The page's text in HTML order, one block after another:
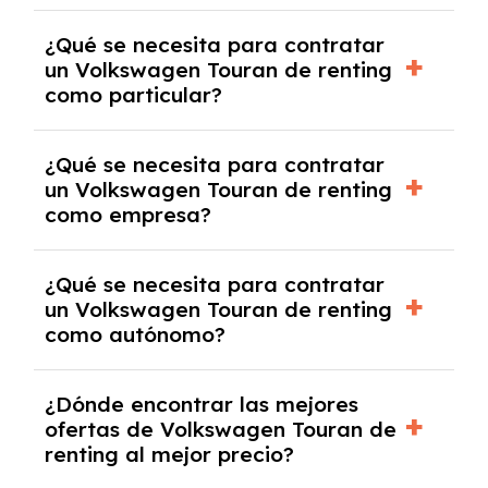
económica.
pero puede haber penalizaciones por
cancelación anticipada. Es importante revisar
las condiciones del contrato y hablar con un
experto que te asesore.
¿Qué se necesita para contratar
un Volkswagen Touran de renting
como particular?
y, en algunos casos, una consulta de solvencia
crediticia y un pago inicial.
¿Qué se necesita para contratar
un Volkswagen Touran de renting
como empresa?
documentación financiera y, en algunos
casos, un informe de solvencia de la empresa
y un pago inicial.
¿Qué se necesita para contratar
un Volkswagen Touran de renting
como autónomo?
autónomos, justificante de ingresos y, en
algunos casos, un informe fiscal y un pago
inicial.
¿Dónde encontrar las mejores
ofertas de Volkswagen Touran de
renting al mejor precio?